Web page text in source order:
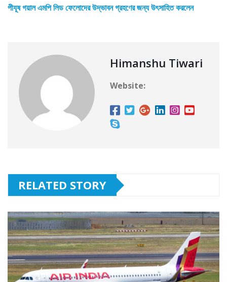
পীযূষ গয়াল এমপি লিড ফেলোদের উদ্ভাবন গ্রহণের জন্য উৎসাহিত করলেন
Himanshu Tiwari
Website:
RELATED STORY